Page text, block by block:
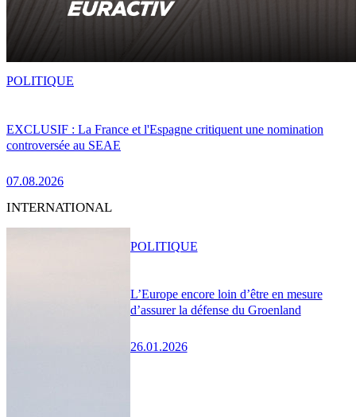
EXCLUSIF : La France et l'Espagne critiquent une nomination
controversée au SEAE
07.08.2026
POLITIQUE
INTERNATIONAL
L’Europe encore loin d’être en mesure
d’assurer la défense du Groenland
26.01.2026
POLITIQUE